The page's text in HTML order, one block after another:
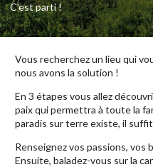
C'est parti !
Vous recherchez un lieu qui
nous avons la solution !
En 3 étapes vous allez
paix qui permettra à toute la
paradis sur terre existe, il
Renseignez vos passions,
Ensuite, baladez-vous sur la